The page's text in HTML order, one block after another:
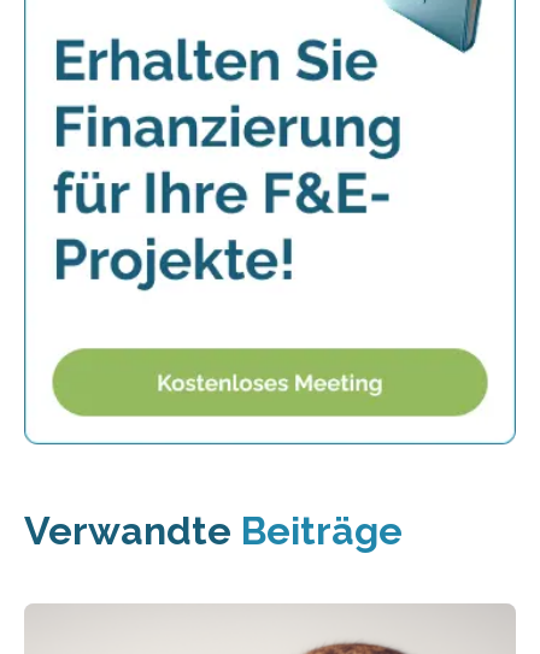
Verwandte Beiträge